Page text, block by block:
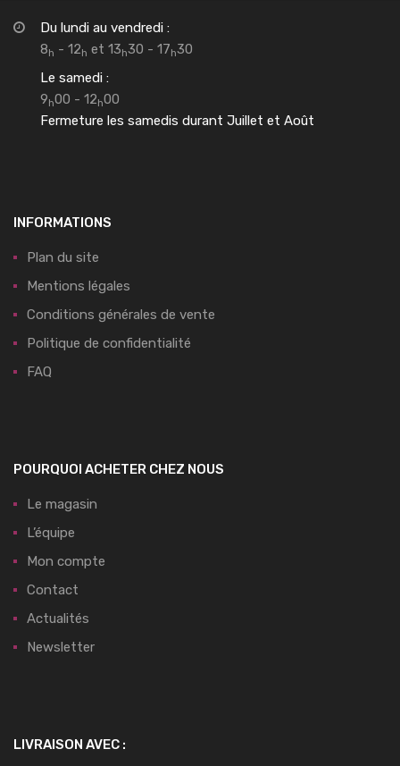
Du lundi au vendredi :
8h - 12h et 13h30 - 17h30
Le samedi :
9h00 - 12h00
Fermeture les samedis durant Juillet et Août
INFORMATIONS
Plan du site
Mentions légales
Conditions générales de vente
Politique de confidentialité
FAQ
POURQUOI ACHETER CHEZ NOUS
Le magasin
L’équipe
Mon compte
Contact
Actualités
Newsletter
LIVRAISON AVEC :